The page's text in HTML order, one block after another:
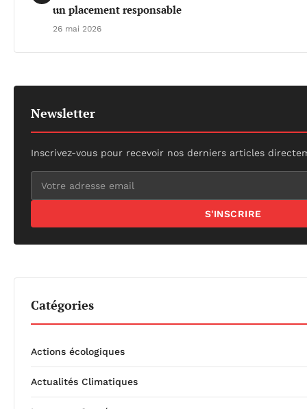
un placement responsable
26 mai 2026
Newsletter
Inscrivez-vous pour recevoir nos derniers articles
S'INSCRIRE
Catégories
Actions écologiques
Actualités Climatiques